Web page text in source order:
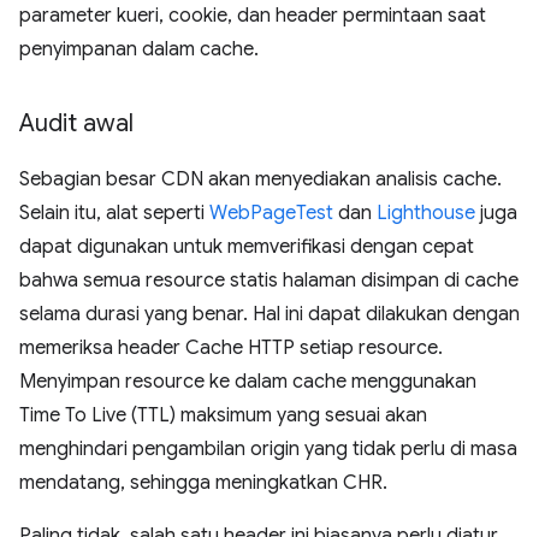
parameter kueri, cookie, dan header permintaan saat
penyimpanan dalam cache.
Audit awal
Sebagian besar CDN akan menyediakan analisis cache.
Selain itu, alat seperti WebPageTest dan Lighthouse juga
dapat digunakan untuk memverifikasi dengan cepat
bahwa semua resource statis halaman disimpan di cache
selama durasi yang benar. Hal ini dapat dilakukan dengan
memeriksa header Cache HTTP setiap resource.
Menyimpan resource ke dalam cache menggunakan
Time To Live (TTL) maksimum yang sesuai akan
menghindari pengambilan origin yang tidak perlu di masa
mendatang, sehingga meningkatkan CHR.